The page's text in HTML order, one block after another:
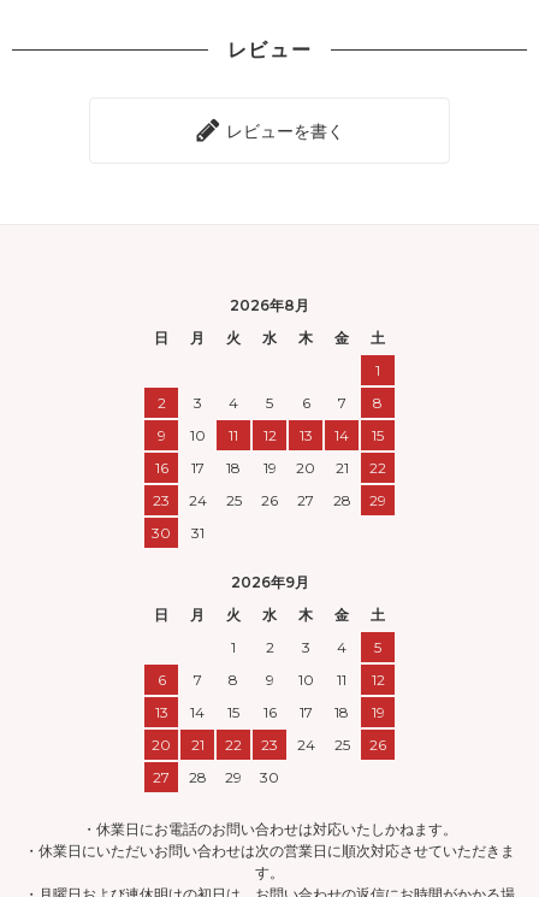
レビュー
レビューを書く
2026年8月
日
月 火 水 木 金
土
1
2
3 4 5 6 7
8
9
10 11 12 13 14
15
16
17 18 19 20 21
22
23
24 25 26 27 28
29
30
31
2026年9月
日
月 火 水 木 金
土
1
2 3 4
5
6
7 8 9 10 11
12
13
14 15 16 17 18
19
20
21 22 23 24 25
26
27
28 29 30
・休業日にお電話のお問い合わせは対応いたしかねます。
・休業日にいただいお問い合わせは次の営業日に順次対応させていただきま
す。